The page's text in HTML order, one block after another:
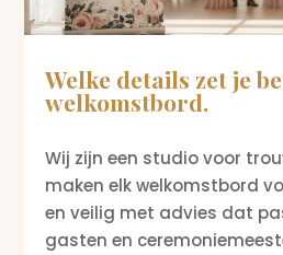
Welke details zet je
welkomstbord.
Wij zijn een studio voor
maken elk welkomstbord
en veilig met advies dat
gasten en